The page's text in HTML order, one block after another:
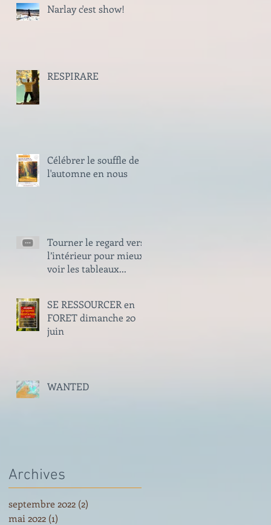
Narlay c'est show!
RESPIRARE
Célébrer le souffle de
l'automne en nous
Tourner le regard vers
l’intérieur pour mieux
voir les tableaux...
SE RESSOURCER en
FORET dimanche 20
juin
WANTED
Archives
septembre 2022 (2)
mai 2022 (1)